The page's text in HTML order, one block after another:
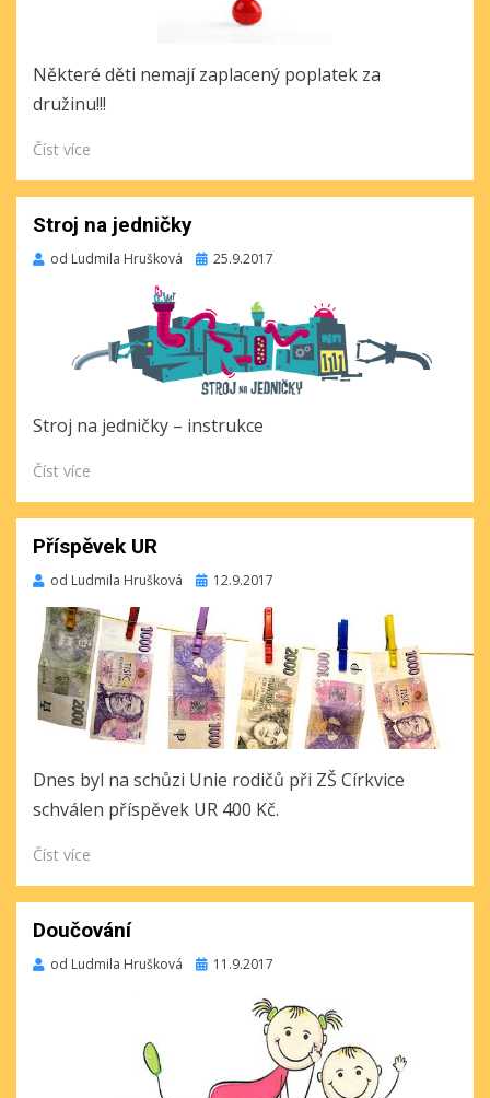
Některé děti nemají zaplacený poplatek za
družinu!!!
Číst více
Stroj na jedničky
od Ludmila Hrušková Publikováno
25.9.2017
Stroj na jedničky – instrukce
Číst více
Příspěvek UR
od Ludmila Hrušková Publikováno
12.9.2017
Dnes byl na schůzi Unie rodičů při ZŠ Církvice
schválen příspěvek UR 400 Kč.
Číst více
Doučování
od Ludmila Hrušková Publikováno
11.9.2017